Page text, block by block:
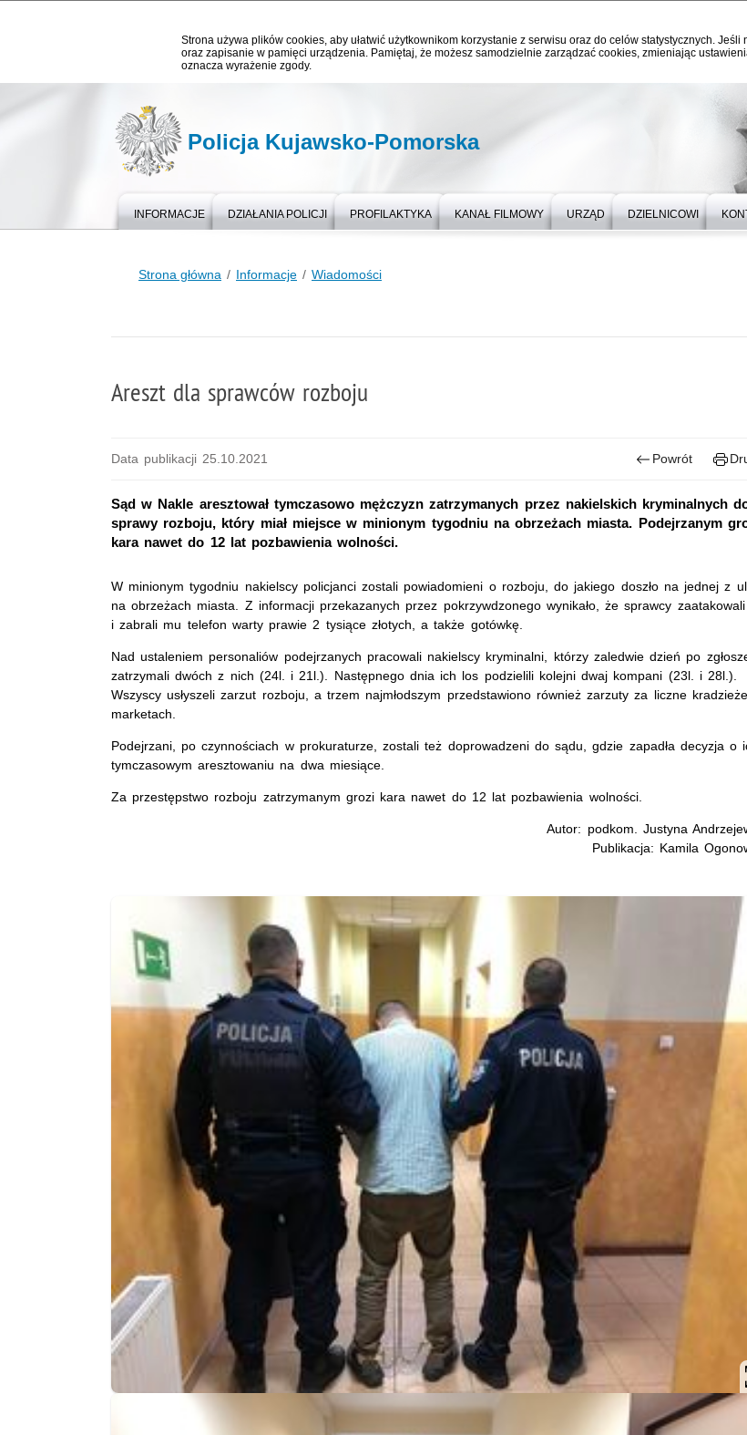
Strona używa plików cookies, aby ułatwić użytkownikom korzystanie z serwisu oraz do celów statystycznych.
oraz zapisanie w pamięci urządzenia. Pamiętaj, że możesz samodzielnie zarządzać cookies, zmieniając
oznacza wyrażenie zgody.
Policja Kujawsko-Pomorska
INFORMACJE DZIAŁANIA POLICJI PROFILAKTYKA KANAŁ FILMOWY URZĄD DZIELNICOWI
Strona główna Informacje Wiadomości
Areszt dla sprawców rozboju
Data publikacji 25.10.2021 Powrót
Sąd w Nakle aresztował tymczasowo mężczyzn zatrzymanych przez nakielskich kryminalnych
sprawy rozboju, który miał miejsce w minionym tygodniu na obrzeżach miasta. Podejrzanym
kara nawet do 12 lat pozbawienia wolności.
W minionym tygodniu nakielscy policjanci zostali powiadomieni o rozboju, do jakiego doszło na jednej z
na obrzeżach miasta. Z informacji przekazanych przez pokrzywdzonego wynikało, że sprawcy
i zabrali mu telefon warty prawie 2 tysiące złotych, a także gotówkę.
Nad ustaleniem personaliów podejrzanych pracowali nakielscy kryminalni, którzy zaledwie dzień po
zatrzymali dwóch z nich (24l. i 21l.). Następnego dnia ich los podzielili kolejni dwaj kompani (23l. i 28l.).
Wszyscy usłyszeli zarzut rozboju, a trzem najmłodszym przedstawiono również zarzuty za liczne
marketach.
Podejrzani, po czynnościach w prokuraturze, zostali też doprowadzeni do sądu, gdzie zapadła decyzja o
tymczasowym aresztowaniu na dwa miesiące.
Za przestępstwo rozboju zatrzymanym grozi kara nawet do 12 lat pozbawienia wolności.
Autor: podkom. Justyna
Publikacja: Kamila